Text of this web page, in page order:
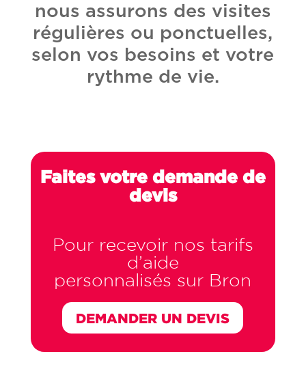
nous assurons des visites
régulières ou ponctuelles,
selon vos besoins et votre
rythme de vie.
Faites votre demande de
devis
Pour recevoir nos tarifs
d’aide
personnalisés sur Bron
DEMANDER UN DEVIS